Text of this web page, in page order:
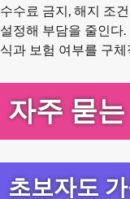
수수료 금지, 해지 조
설정해 부담을 줄인다
식과 보험 여부를 구
자주 묻
초보자도